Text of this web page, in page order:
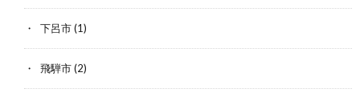
下呂市(1)
飛騨市(2)